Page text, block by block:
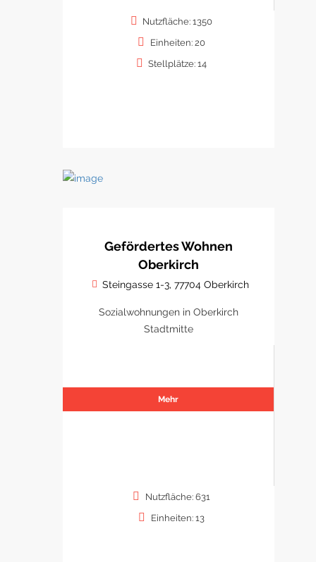
Nutzfläche: 1350
Einheiten: 20
Stellplätze: 14
Gefördertes Wohnen
Oberkirch
Steingasse 1-3, 77704 Oberkirch
Sozialwohnungen in Oberkirch
Stadtmitte
Mehr
Nutzfläche: 631
Einheiten: 13